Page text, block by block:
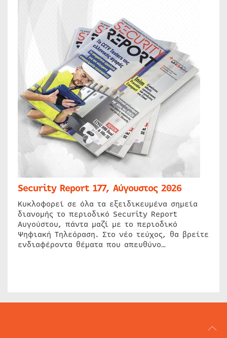
Security Report 177, Αύγουστος 2026
Κυκλοφορεί σε όλα τα εξειδικευμένα σημεία
διανομής το περιοδικό Security Report
Αυγούστου, πάντα μαζί με το περιοδικό
Ψηφιακή Τηλεόραση. Στο νέο τεύχος, θα βρείτε
ενδιαφέροντα θέματα που απευθύνο…